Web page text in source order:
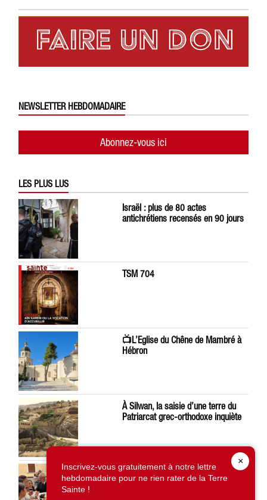
NEWSLETTER HEBDOMADAIRE
Abonnez-vous ici
LES PLUS LUS
Israël : plus de 80 actes
antichrétiens recensés en 90 jours
TSM 704
📺L’Eglise du Chêne de Mambré à
Hébron
À Silwan, la saisie d’une terre du
Patriarcat grec-orthodoxe inquiète
Léon XIV préoccupé par la situation
en Terre Sainte
×
Inscrivez-vous gratuitement à notre lettre
hebdomadaire pour ne rien rater de la Terre
Sainte !